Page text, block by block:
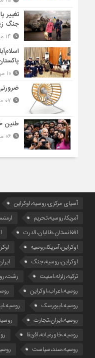
تغییر
جنگ
۱۰ مرداد ۱۴۰۵ - ۱۱:۵۴
طنین
۰۶ مرداد ۱۴۰۵ - ۱۲:۴۲
آسیای مرکزی،روسیه،اوکراین
آمریکا،روسیه،تحریم
افغانستان،طالبان،قدرت
اوکراین،آمریکا،روسیه
اوکراین،روسیه،جنگ
ترکیه،زلزله،امنیت
روسیه،اعراب،اوکراین
روسیه،ایبورسک
روسیه،ایران،تجارت
روسیه،خاورمیانه،آفریقا
روسیه،سند،سیاست